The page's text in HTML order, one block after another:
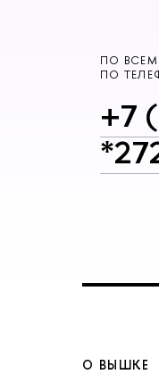
ПО
ПО
+7
О ВЫШКЕ